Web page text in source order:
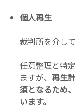
個人再生
裁判所を介し
任意整理と特
ますが、 再生
須となるため
います。